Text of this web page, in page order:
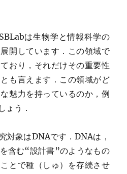
は生物学と情報科学の
開しています．この領域で
おり，それだけその重要性
も言えます．この領域がど
魅力を持っているのか，例
ょう．
対象はDNAです．DNAは，
含む“設計書”のようなもの
とで種（しゅ）を存続させ